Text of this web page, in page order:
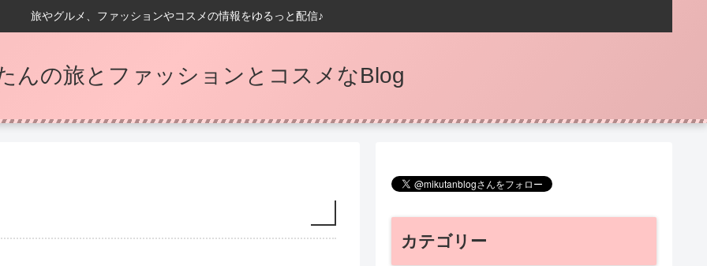
旅やグルメ、ファッションやコスメの情報をゆるっと配信♪
んの旅とファッションとコスメなBlog
カテゴリー